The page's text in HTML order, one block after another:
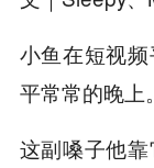
小鱼在短视
平常常的晚上。
这副嗓子他